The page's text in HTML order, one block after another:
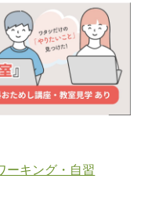
ーキング・自習